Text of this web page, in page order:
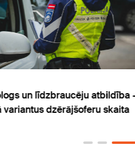
-
Satiksmes ministrija
iesniegs "Rail Baltica"